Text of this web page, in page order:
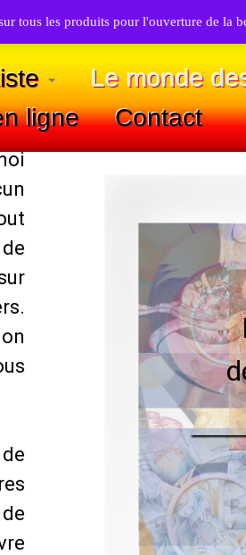
tous les produits pour l'ouverture de la
Le monde
ligne
Contact